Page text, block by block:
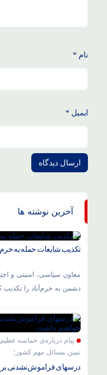
نام *
ایمیل *
آخرین نوشته ها
تکذیب شایعات حمله به
معاون سیاسی، امنیتی و
دشمن به خرم‌آباد را تکذیب
پیام درباره‌ی حماسه
تبیین مسائل مهم کشور؛
درسهای فراموش‌نشدنی